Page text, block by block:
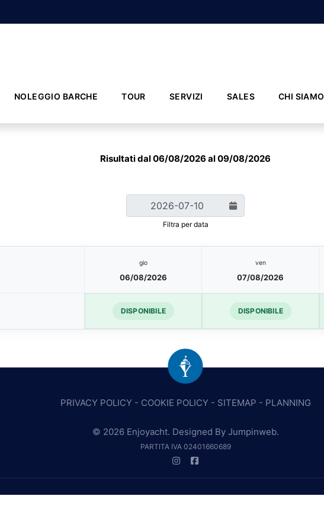
NOLEGGIO BARCHE TOUR SERVIZI SALES CHI SIAMO
Risultati dal 06/08/2026 al 09/08/2026
Filtra per data
gio
06/08/2026
ven
07/08/2026
DISPONIBILE DISPONIBILE
PRIVACY POLICY- COOKIE POLICY- SITEMAP - PLANNING
© 2026 Enjoyacht. Designed By Jumpinweb.
PARTITA IVA 02401660689